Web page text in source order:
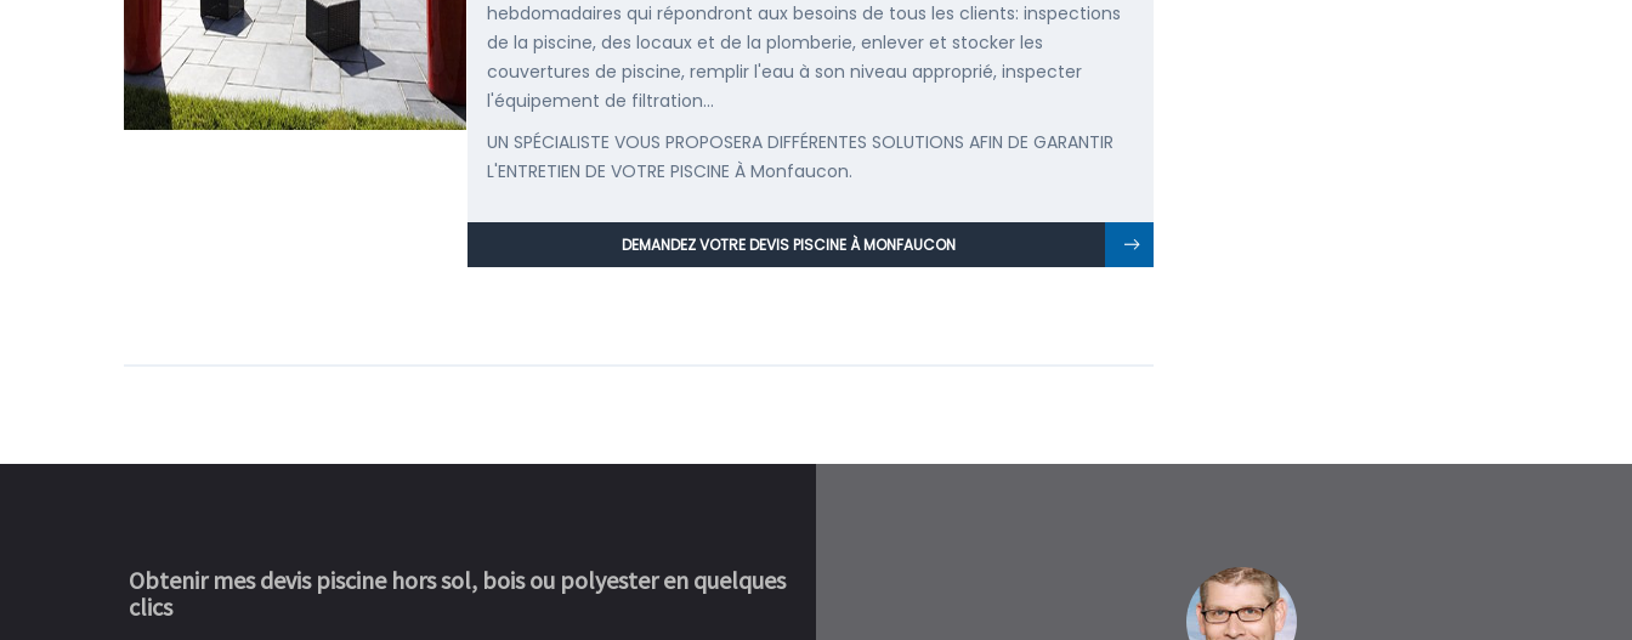
hebdomadaires qui répondront aux besoins de tous les clients: inspections
de la piscine, des locaux et de la plomberie, enlever et stocker les
couvertures de piscine, remplir l'eau à son niveau approprié, inspecter
l'équipement de filtration...
UN SPÉCIALISTE VOUS PROPOSERA DIFFÉRENTES SOLUTIONS AFIN DE GARANTIR
L'ENTRETIEN DE VOTRE PISCINE À Monfaucon.
DEMANDEZ VOTRE DEVIS PISCINE À MONFAUCON
Obtenir mes devis piscine hors sol, bois ou polyester en quelques
clics